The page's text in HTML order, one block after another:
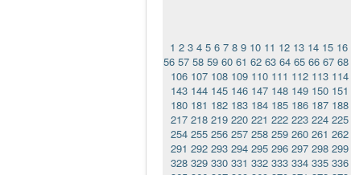
1 2 3 4 5 6 7 8 9 10 11 12 13 14 15 16
56 57 58 59 60 61 62 63 64 65 66 67 68
106 107 108 109 110 111 112 113 114
143 144 145 146 147 148 149 150 151
180 181 182 183 184 185 186 187 188
217 218 219 220 221 222 223 224 225
254 255 256 257 258 259 260 261 262
291 292 293 294 295 296 297 298 299
328 329 330 331 332 333 334 335 336